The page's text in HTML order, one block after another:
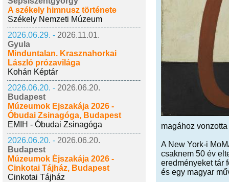
A székely himnusz története
Székely Nemzeti Múzeum
2026.06.29. - 2026.11.01.
Gyula
Minduntalan. Krasznahorkai
László prózavilága
Kohán Képtár
2026.06.20. - 2026.06.20.
Budapest
Múzeumok Éjszakája 2026 -
Óbudai Zsinagóga, Budapest
EMIH - Óbudai Zsinagóga
2026.06.20. - 2026.06.20.
Budapest
Múzeumok Éjszakája 2026 -
Cinkotai Tájház, Budapest
Cinkotai Tájház
magához
A New York-i
csaknem 50 év
eredményeket tár
és egy magyar